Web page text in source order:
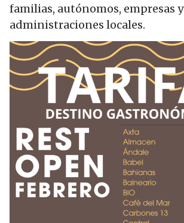
familias, autónomos, empresas y
administraciones locales.